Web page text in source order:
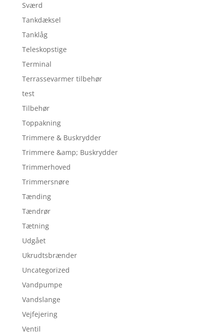
Sværd
Tankdæksel
Tanklåg
Teleskopstige
Terminal
Terrassevarmer tilbehør
test
Tilbehør
Toppakning
Trimmere & Buskrydder
Trimmere &amp; Buskrydder
Trimmerhoved
Trimmersnøre
Tænding
Tændrør
Tætning
Udgået
Ukrudtsbrænder
Uncategorized
Vandpumpe
Vandslange
Vejfejering
Ventil